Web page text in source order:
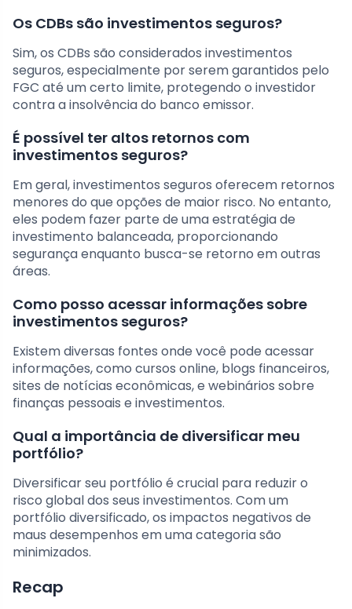
Os CDBs são investimentos seguros?
Sim, os CDBs são considerados investimentos
seguros, especialmente por serem garantidos pelo
FGC até um certo limite, protegendo o investidor
contra a insolvência do banco emissor.
É possível ter altos retornos com
investimentos seguros?
Em geral, investimentos seguros oferecem retornos
menores do que opções de maior risco. No entanto,
eles podem fazer parte de uma estratégia de
investimento balanceada, proporcionando
segurança enquanto busca-se retorno em outras
áreas.
Como posso acessar informações sobre
investimentos seguros?
Existem diversas fontes onde você pode acessar
informações, como cursos online, blogs financeiros,
sites de notícias econômicas, e webinários sobre
finanças pessoais e investimentos.
Qual a importância de diversificar meu
portfólio?
Diversificar seu portfólio é crucial para reduzir o
risco global dos seus investimentos. Com um
portfólio diversificado, os impactos negativos de
maus desempenhos em uma categoria são
minimizados.
Recap